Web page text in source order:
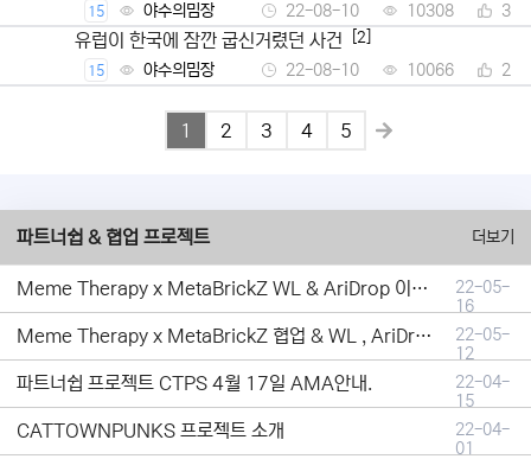
15 야수의밈장 22-08-10 10308 3
유럽이 한국에 잠깐 굽신거렸던 사건 [2]
15 야수의밈장 22-08-10 10066 2
1 2 3 4 5
파트너쉽 & 협업 프로젝트 더보기
Meme Therapy x MetaBrickZ WL & AriDrop 이벤트 결과안내!
22-05-
16
Meme Therapy x MetaBrickZ 협업 & WL , AriDrop 이벤트 안내
22-05-
12
파트너쉽 프로젝트 CTPS 4월 17일 AMA안내.
22-04-
15
CATTOWNPUNKS 프로젝트 소개
22-04-
01